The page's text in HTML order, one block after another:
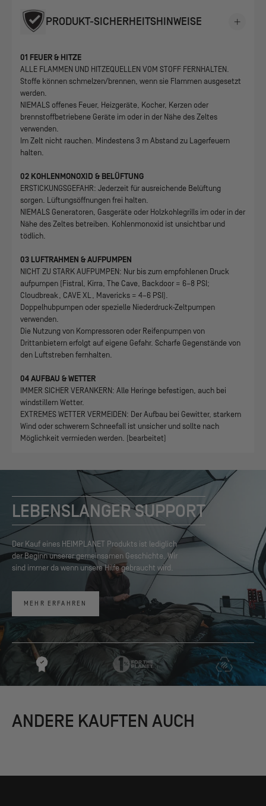
PRODUKT-SICHERHEITSHINWEISE
01 FEUER & HITZE
ALLE FLAMMEN UND HITZEQUELLEN VOM STOFF FERNHALTEN.
Stoffe können schmelzen/brennen, wenn sie Flammen ausgesetzt
werden.
NIEMALS offenes Feuer, Heizgeräte, Kocher, Kerzen oder
brennstoffbetriebene Geräte im oder in der Nähe des Zeltes
verwenden.
Im Zelt nicht rauchen. Mindestens 3 m Abstand zu Lagerfeuern
halten.
02 KOHLENMONOXID & BELÜFTUNG
ERSTICKUNGSGEFAHR: Jederzeit für ausreichende Belüftung
sorgen. Lüftungsöffnungen frei halten.
NIEMALS Generatoren, Gasgeräte oder Holzkohlegrills im oder in der
Nähe des Zeltes betreiben. Kohlenmonoxid ist unsichtbar und
tödlich.
03 LUFTRAHMEN & AUFPUMPEN
NICHT ZU STARK AUFPUMPEN: Nur bis zum empfohlenen Druck
aufpumpen (Fistral, Kirra, The Cave, Backdoor = 6–8 PSI;
Cloudbreak, CAVE XL, Mavericks = 4–6 PSI).
Doppelhubpumpen oder spezielle Niederdruck-Zeltpumpen
verwenden.
Die Nutzung von Kompressoren oder Reifenpumpen von
Drittanbietern erfolgt auf eigene Gefahr. Scharfe Gegenstände von
den Luftstreben fernhalten.
04 AUFBAU & WETTER
IMMER SICHER VERANKERN: Alle Heringe befestigen, auch bei
windstillem Wetter.
EXTREMES WETTER VERMEIDEN: Der Aufbau bei Gewitter, starkem
Wind oder schwerem Schneefall ist unsicher und sollte nach
Möglichkeit vermieden werden. (bearbeitet)
LEBENSLANGER SUPPORT
Der Kauf eines HEIMPLANET Produkts ist lediglich
der Beginn unserer gemeinsamen Geschichte. Wir
sind immer da wenn unsere Hilfe gebraucht wird.
MEHR ERFAHREN
ANDERE KAUFTEN AUCH